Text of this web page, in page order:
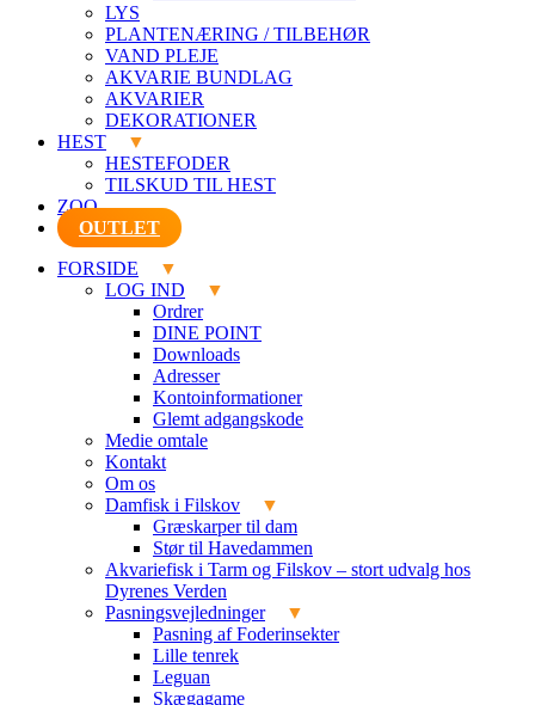
LYS
PLANTENÆRING / TILBEHØR
VAND PLEJE
AKVARIE BUNDLAG
AKVARIER
DEKORATIONER
HEST
HESTEFODER
TILSKUD TIL HEST
ZOO
OUTLET
FORSIDE
LOG IND
Ordrer
DINE POINT
Downloads
Adresser
Kontoinformationer
Glemt adgangskode
Medie omtale
Kontakt
Om os
Damfisk i Filskov
Græskarper til dam
Stør til Havedammen
Akvariefisk i Tarm og Filskov – stort udvalg hos
Dyrenes Verden
Pasningsvejledninger
Pasning af Foderinsekter
Lille tenrek
Leguan
Skægagame